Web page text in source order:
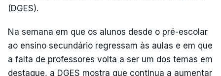
(DGES).
Na semana em que os alunos desde o pré-escolar
ao ensino secundário regressam às aulas e em que
a falta de professores volta a ser um dos temas em
destaque, a DGES mostra que continua a aumentar